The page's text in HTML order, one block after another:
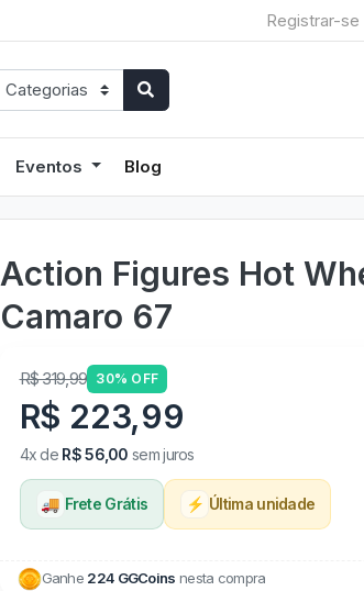
Registrar-se
Eventos Blog
Action Figures Hot
Camaro 67
R$ 319,99 30% OFF
R$ 223,99
4x de R$ 56,00 sem juros
🚚 Frete Grátis ⚡ Última unidade
Ganhe 224 GGCoins nesta compra